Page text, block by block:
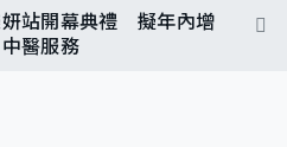
站開幕典禮 擬年內增
醫服務